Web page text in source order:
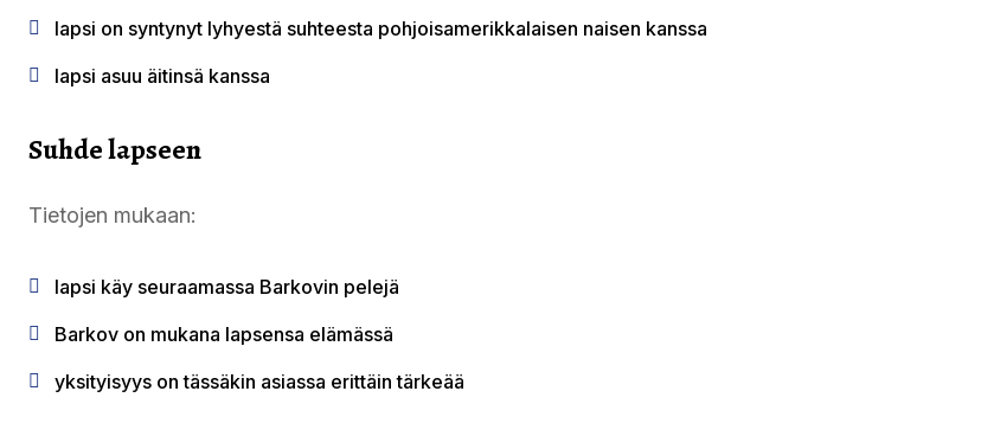
lapsi on syntynyt lyhyestä suhteesta pohjoisamerikkalaisen naisen kanssa
lapsi asuu äitinsä kanssa
Suhde lapseen
Tietojen mukaan:
lapsi käy seuraamassa Barkovin pelejä
Barkov on mukana lapsensa elämässä
yksityisyys on tässäkin asiassa erittäin tärkeää